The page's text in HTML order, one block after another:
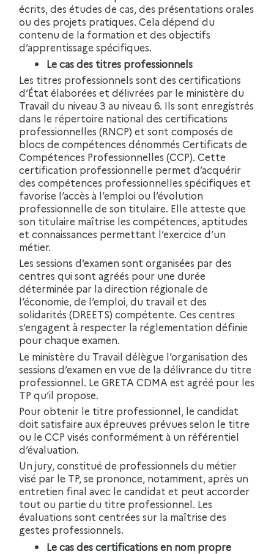
écrits, des études de cas, des présentations orales
ou des projets pratiques. Cela dépend du
contenu de la formation et des objectifs
d’apprentissage spécifiques.
Le cas des titres professionnels
Les titres professionnels sont des certifications
d’État élaborées et délivrées par le ministère du
Travail du niveau 3 au niveau 6. Ils sont enregistrés
dans le répertoire national des certifications
professionnelles (RNCP) et sont composés de
blocs de compétences dénommés Certificats de
Compétences Professionnelles (CCP). Cette
certification professionnelle permet d’acquérir
des compétences professionnelles spécifiques et
favorise l’accès à l’emploi ou l’évolution
professionnelle de son titulaire. Elle atteste que
son titulaire maîtrise les compétences, aptitudes
et connaissances permettant l’exercice d’un
métier.
Les sessions d’examen sont organisées par des
centres qui sont agréés pour une durée
déterminée par la direction régionale de
l’économie, de l’emploi, du travail et des
solidarités (DREETS) compétente. Ces centres
s’engagent à respecter la réglementation définie
pour chaque examen.
Le ministère du Travail délègue l’organisation des
sessions d’examen en vue de la délivrance du titre
professionnel. Le GRETA CDMA est agréé pour les
TP qu’il propose.
Pour obtenir le titre professionnel, le candidat
doit satisfaire aux épreuves prévues selon le titre
ou le CCP visés conformément à un référentiel
d’évaluation.
Un jury, constitué de professionnels du métier
visé par le TP, se prononce, notamment, après un
entretien final avec le candidat et peut accorder
tout ou partie du titre professionnel. Les
évaluations sont centrées sur la maîtrise des
gestes professionnels.
Le cas des certifications en nom propre